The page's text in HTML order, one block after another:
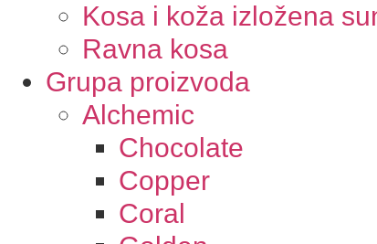
Kosa i koža izložena
Ravna kosa
Grupa proizvoda
Alchemic
Chocolate
Copper
Coral